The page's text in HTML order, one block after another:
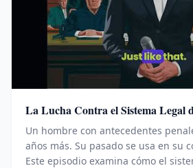
La Lucha Contra el Sistema Legal
Un hombre con antecedentes
años más. Su pasado se usa en su
Este episodio examina cómo el